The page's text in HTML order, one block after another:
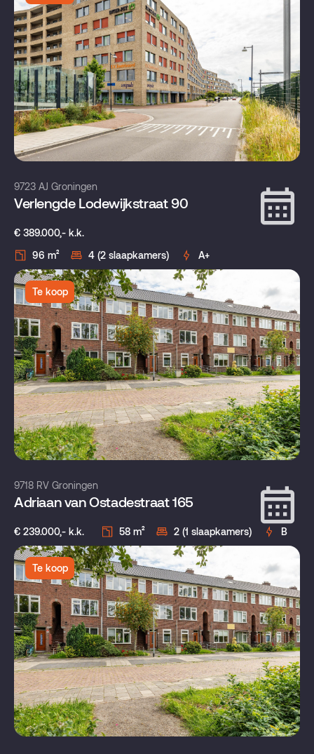
9723 AJ Groningen
Verlengde Lodewijkstraat 90
€ 389.000,- k.k.
96 m²
4 (2 slaapkamers) A+
Te koop
9718 RV Groningen
Adriaan van Ostadestraat 165
€ 239.000,- k.k. 58 m² 2 (1 slaapkamers) B
Te koop